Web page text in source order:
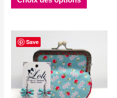
plusieurs
Les
options
peuvent
être
Save